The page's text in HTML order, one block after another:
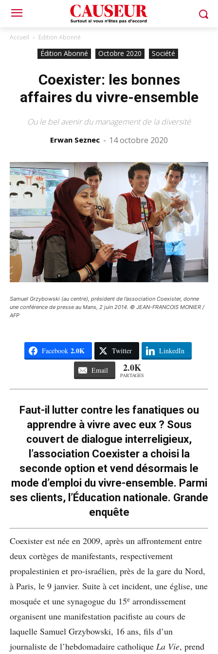
Accueil Édition Abonné
Édition Abonné Octobre 2020 Société
Coexister: les bonnes
affaires du vivre-ensemble
Ou le bel avenir du management de la diversité
Erwan Seznec - 14 octobre 2020
Samuel Grzybowski (au centre), président de l’association Coexister, donne
une conférence de presse au Mans, 2 juin 2014. © JEAN-FRANCOIS MONIER /
AFP
Facebook 2.0K Twitter LinkedIn
Email 2.0K
PARTAGES
Faut-il lutter contre les fanatiques ou
apprendre à vivre avec eux ? Sous
couvert de dialogue interreligieux,
l’association Coexister a choisi la
seconde option et vend désormais le
mode d’emploi du vivre-ensemble. Parmi
ses clients, l’Éducation nationale. Grande
enquête
Coexister est née en 2009, après un affrontement entre
deux cortèges de manifestants, respectivement
propalestinien et pro-israélien, près de la gare du Nord,
à Paris, le 9 janvier. Suite à cet incident, une église, une
mosquée et une synagogue du 15e arrondissement
organisent une manifestation pacifiste au cours de
laquelle Samuel Grzybowski, 16 ans, fils d’un
journaliste de l’hebdomadaire catholique La Vie, prend